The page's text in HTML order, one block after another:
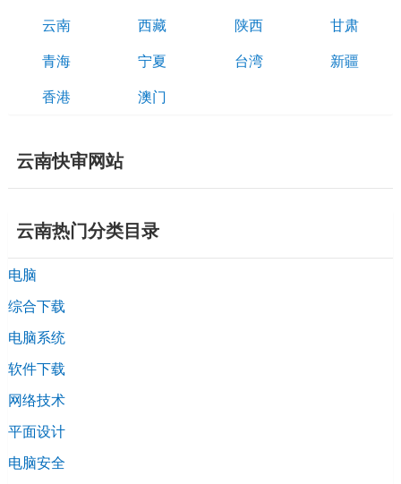
云南
西藏 陕西
甘肃
青海
宁夏 台湾
新疆
香港
澳门
云南快审网站
云南热门分类目录
电脑
综合下载
电脑系统
软件下载
网络技术
平面设计
电脑安全